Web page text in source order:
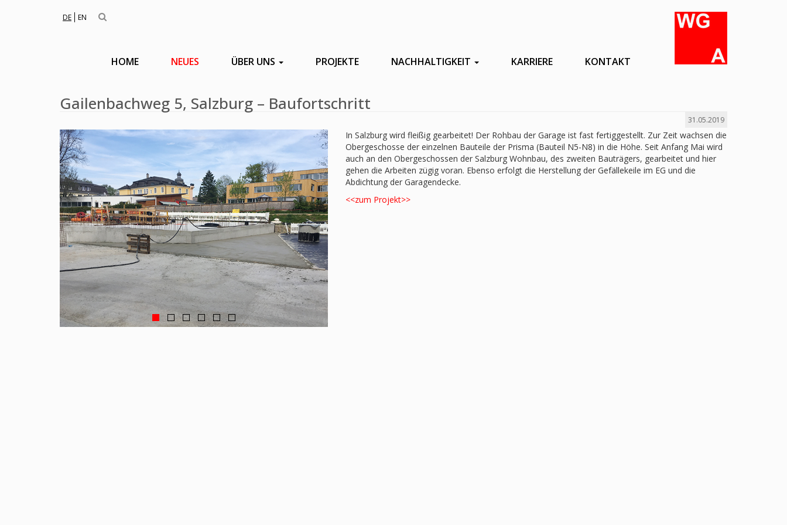
DE EN
HOME NEUES ÜBER UNS PROJEKTE NACHHALTIGKEIT KARRIERE KONTAKT
Gailenbachweg 5, Salzburg – Baufortschritt
31.05.2019
In Salzburg wird fleißig gearbeitet! Der Rohbau der Garage ist fast fertiggestellt. Zur Zeit wachsen die
Obergeschosse der einzelnen Bauteile der Prisma (Bauteil N5-N8) in die Höhe. Seit Anfang Mai wird
auch an den Obergeschossen der Salzburg Wohnbau, des zweiten Bauträgers, gearbeitet und hier
gehen die Arbeiten zügig voran. Ebenso erfolgt die Herstellung der Gefällekeile im EG und die
Abdichtung der Garagendecke.
<<zum Projekt>>